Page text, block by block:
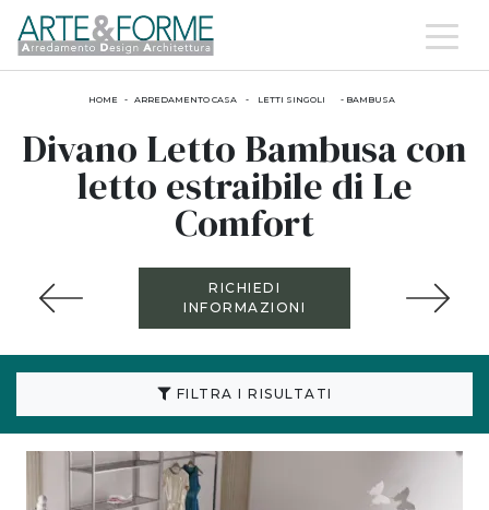
HOME - ARREDAMENTO CASA - LETTI SINGOLI - BAMBUSA
Divano Letto Bambusa con
letto estraibile di Le
Comfort
RICHIEDI
INFORMAZIONI
FILTRA I RISULTATI